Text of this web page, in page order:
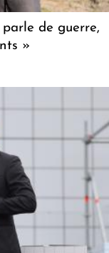
parle de guerre,
»